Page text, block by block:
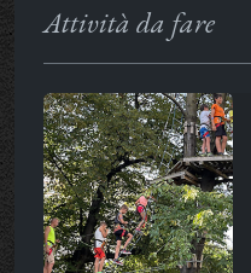
Attività da fare